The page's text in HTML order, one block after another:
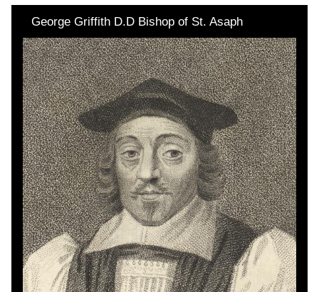
George Griffith D.D Bishop of St. Asaph